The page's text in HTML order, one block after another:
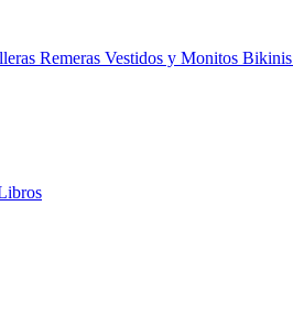
Remeras Vestidos y Monitos Bikinis